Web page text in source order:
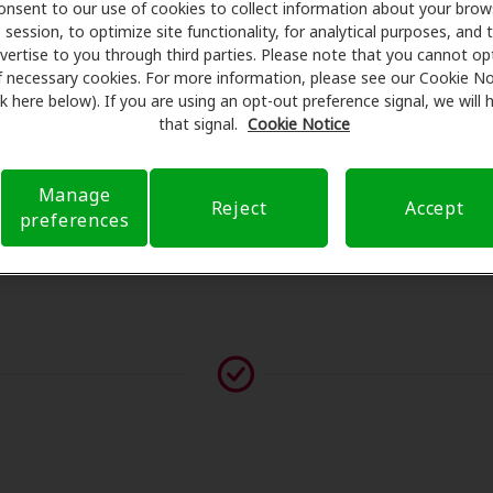
to our use of cookies to collect information about your
session, to optimize site functionality, for analytical purposes, and
to you through third parties. Please note that you cannot
necessary cookies. For more information, please see our Cookie
here below). If you are using an opt-out preference signal, we will
that signal. Cookie Notice
Manage
preferences
Reject Accept
exámenes con profesionales licenciados para
su consulta en Revere Health, Amplifon Hearing Health
reducir sus gastos de bolsillo y de presentar una
de atención auditiva y liberarlo de
el seguro y con opciones de pago flexibles cuando
contáctenos si no aparece ningún proveedor en esta